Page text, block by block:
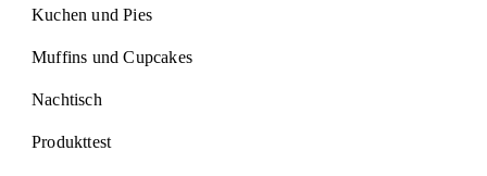
Kuchen und Pies
Muffins und Cupcakes
Nachtisch
Produkttest